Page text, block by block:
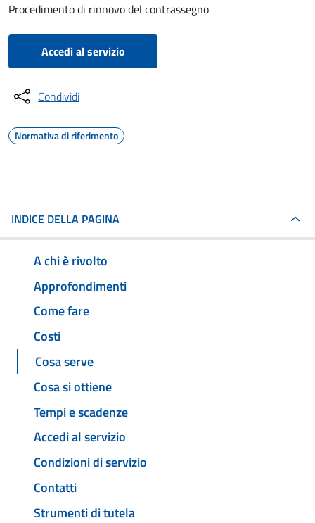
Procedimento di rinnovo del contrassegno
Accedi al servizio
Condividi
Normativa di riferimento
INDICE DELLA PAGINA
A chi è rivolto
Approfondimenti
Come fare
Costi
Cosa serve
Cosa si ottiene
Tempi e scadenze
Accedi al servizio
Condizioni di servizio
Contatti
Strumenti di tutela